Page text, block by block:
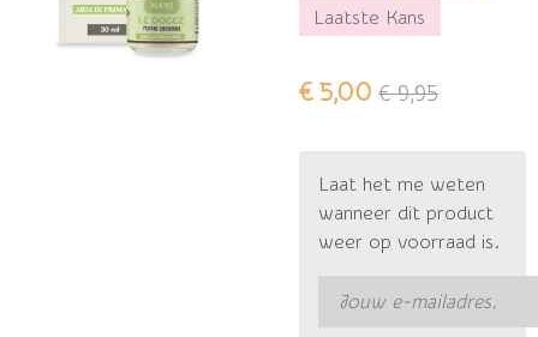
Laatste Kans
€ 5,00 € 9,95
Laat het me weten
wanneer dit product
weer op voorraad is.